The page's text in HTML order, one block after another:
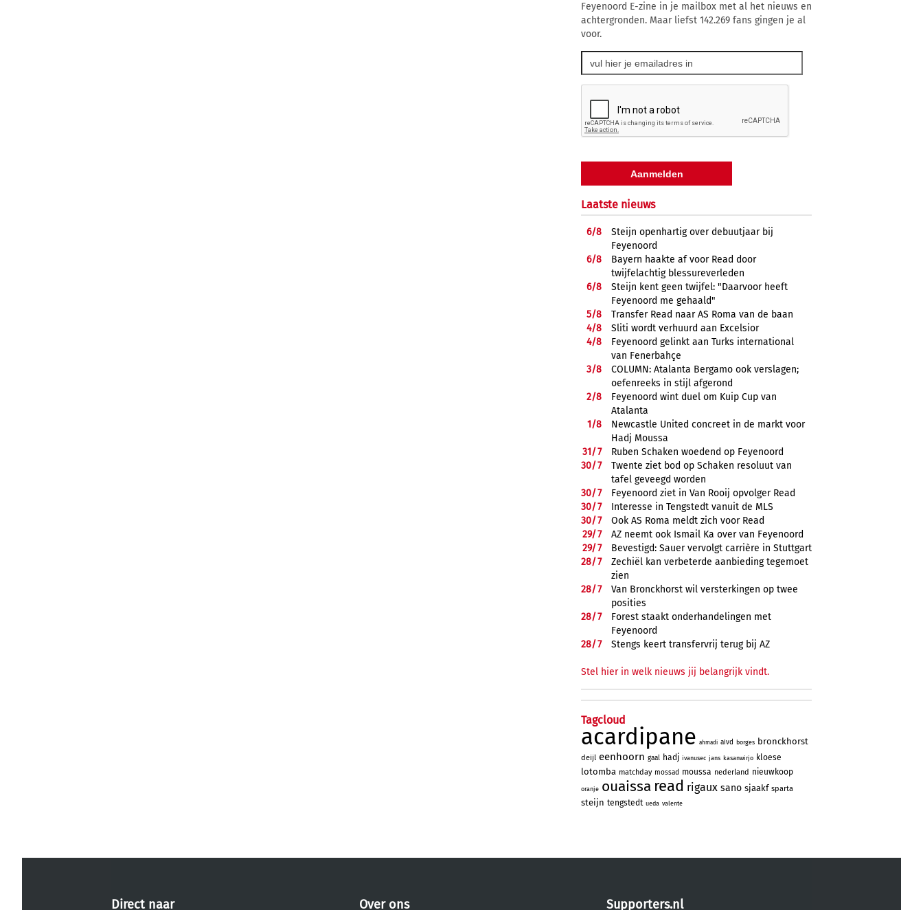
Feyenoord E-zine in je mailbox met al het nieuws en
achtergronden. Maar liefst 142.269 fans gingen je al
voor.
Laatste nieuws
6/8
Steijn openhartig over debuutjaar bij
Feyenoord
6/8
Bayern haakte af voor Read door
twijfelachtig blessureverleden
6/8
Steijn kent geen twijfel: "Daarvoor heeft
Feyenoord me gehaald"
5/8
Transfer Read naar AS Roma van de baan
4/8
Sliti wordt verhuurd aan Excelsior
4/8
Feyenoord gelinkt aan Turks international
van Fenerbahçe
3/8
COLUMN: Atalanta Bergamo ook verslagen;
oefenreeks in stijl afgerond
2/8
Feyenoord wint duel om Kuip Cup van
Atalanta
1/8
Newcastle United concreet in de markt voor
Hadj Moussa
31/7
Ruben Schaken woedend op Feyenoord
30/7
Twente ziet bod op Schaken resoluut van
tafel geveegd worden
30/7
Feyenoord ziet in Van Rooij opvolger Read
30/7
Interesse in Tengstedt vanuit de MLS
30/7
Ook AS Roma meldt zich voor Read
29/7
AZ neemt ook Ismail Ka over van Feyenoord
29/7
Bevestigd: Sauer vervolgt carrière in Stuttgart
28/7
Zechiël kan verbeterde aanbieding tegemoet
zien
28/7
Van Bronckhorst wil versterkingen op twee
posities
28/7
Forest staakt onderhandelingen met
Feyenoord
28/7 Stengs keert transfervrij terug bij AZ
Stel hier in welk nieuws jij belangrijk vindt.
Tagcloud
acardipane ahmadi aivd borges bronckhorst
deijl eenhoorn gaal hadj ivanusec jans kasanwirjo kloese
lotomba matchday mossad moussa nederland nieuwkoop
oranje ouaissa read rigaux sano sjaakf sparta
steijn tengstedt ueda valente
Direct naar Over ons Supporters.nl